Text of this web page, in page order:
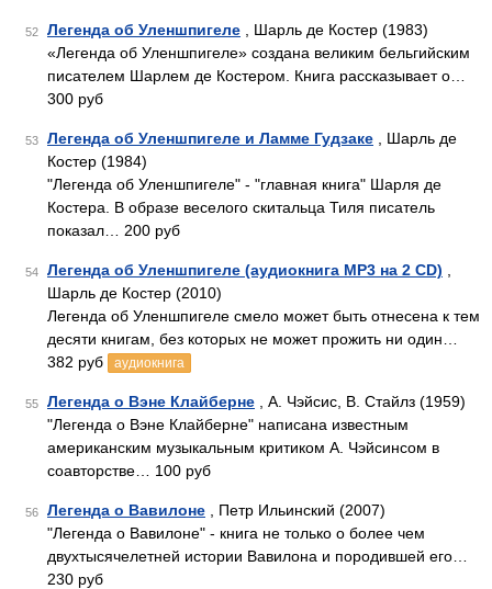
52 Легенда об Уленшпигеле , Шарль де Костер (1983)
«Легенда об Уленшпигеле» создана великим бельгийским
писателем Шарлем де Костером. Книга рассказывает о…
300 руб
53 Легенда об Уленшпигеле и Ламме Гудзаке , Шарль де
Костер (1984)
"Легенда об Уленшпигеле" - "главная книга" Шарля де
Костера. В образе веселого скитальца Тиля писатель
показал… 200 руб
54 Легенда об Уленшпигеле (аудиокнига MP3 на 2 CD)
Шарль де Костер (2010)
Легенда об Уленшпигеле смело может быть отнесена к тем
десяти книгам, без которых не может прожить ни один…
382 руб
аудиокнига
55 Легенда о Вэне Клайберне , А. Чэйсис, В. Стайлз (1959)
"Легенда о Вэне Клайберне" написана известным
американским музыкальным критиком А. Чэйсинсом в
соавторстве… 100 руб
56 Легенда о Вавилоне , Петр Ильинский (2007)
"Легенда о Вавилоне" - книга не только о более чем
двухтысячелетней истории Вавилона и породившей его…
230 руб